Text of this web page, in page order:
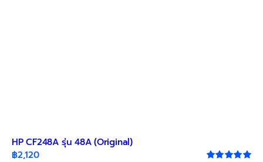
HP CF248A รุ่น 48A (Original)
฿2,120